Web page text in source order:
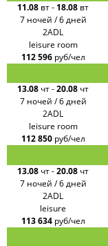
11.08 вт- 18.08 вт
7 ночей / 6 дней
2ADL
leisure room
112 596 руб/чел
13.08 чт-20.08 чт
7 ночей / 6 дней
2ADL
leisure room
112 850 руб/чел
13.08 чт-20.08 чт
7 ночей / 6 дней
2ADL
leisure
113 634 руб/чел